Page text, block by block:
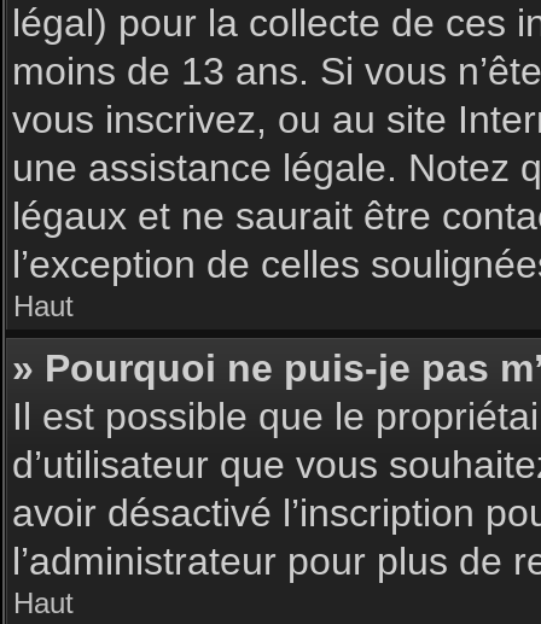
légal) pour la collecte de ces
moins de 13 ans. Si vous
vous inscrivez, ou au site
une assistance légale. Notez
légaux et ne saurait être
l’exception de celles
Haut
» Pourquoi ne puis-je pas
Il est possible que le
d’utilisateur que vous
avoir désactivé l’inscription
l’administrateur pour plus de
Haut